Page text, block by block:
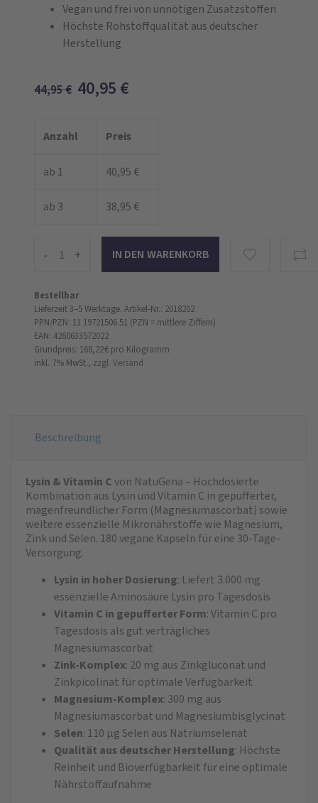
Vegan und frei von unnötigen Zusatzstoffen
Höchste Rohstoffqualität aus deutscher
Herstellung
44,95€ 40,95 €
Anzahl Preis
ab 1 40,95 €
ab 3 38,95 €
- +
Bestellbar
Lieferzeit 3–5 Werktage. Artikel-Nr.: 2018202
PPN/PZN: 11 19721506 51 (PZN = mittlere Ziffern)
EAN: 4260633572022
Grundpreis: 168,22 € pro Kilogramm
inkl. 7% MwSt., zzgl. Versand
Beschreibung
Lysin & Vitamin Cvon NatuGena – Hochdosierte
Kombination aus Lysin und Vitamin C in gepufferter,
magenfreundlicher Form (Magnesiumascorbat) sowie
weitere essenzielle Mikronährstoffe wie Magnesium,
Zink und Selen. 180 vegane Kapseln für eine 30-Tage-
Versorgung. ​
Lysin in hoher Dosierung: Liefert 3.000 mg
essenzielle Aminosäure Lysin pro Tagesdosis
Vitamin C in gepufferter Form: Vitamin C pro
Tagesdosis als gut verträgliches
Magnesiumascorbat
Zink-Komplex: 20 mg aus Zinkgluconat und
Zinkpicolinat für optimale Verfügbarkeit
Magnesium-Komplex: 300 mg aus
Magnesiumascorbat und Magnesiumbisglycinat
Selen: 110 µg Selen aus Natriumselenat
Qualität aus deutscher Herstellung: Höchste
Reinheit und Bioverfügbarkeit für eine optimale
Nährstoffaufnahme